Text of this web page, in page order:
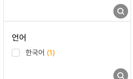
언어
한국어 (1)